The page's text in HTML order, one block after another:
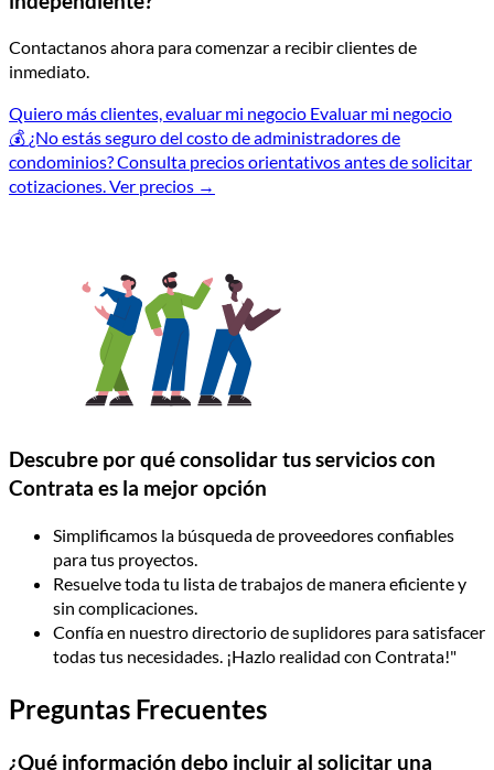
Contactanos ahora para comenzar a recibir clientes de
inmediato.
Quiero más clientes, evaluar mi negocio Evaluar mi negocio
💰 ¿No estás seguro del costo de administradores de
condominios?Consulta precios orientativos antes de solicitar
cotizaciones.Ver precios →
Descubre por qué consolidar tus servicios con
Contrata es la mejor opción
Simplificamos la búsqueda de proveedores confiables
para tus proyectos.
Resuelve toda tu lista de trabajos de manera eficiente y
sin complicaciones.
Confía en nuestro directorio de suplidores para satisfacer
todas tus necesidades. ¡Hazlo realidad con Contrata!"
Preguntas Frecuentes
¿Qué información debo incluir al solicitar una